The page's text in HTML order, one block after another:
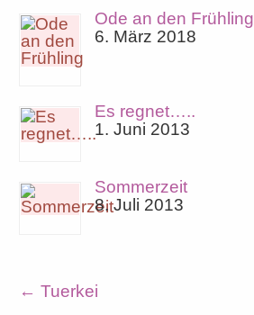
Ode an den Frühling
6. März 2018
Es regnet…..
1. Juni 2013
Sommerzeit
8. Juli 2013
← Tuerkei